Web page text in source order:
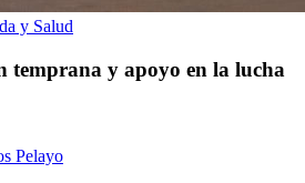
y Salud
temprana y apoyo en la lucha
Pelayo